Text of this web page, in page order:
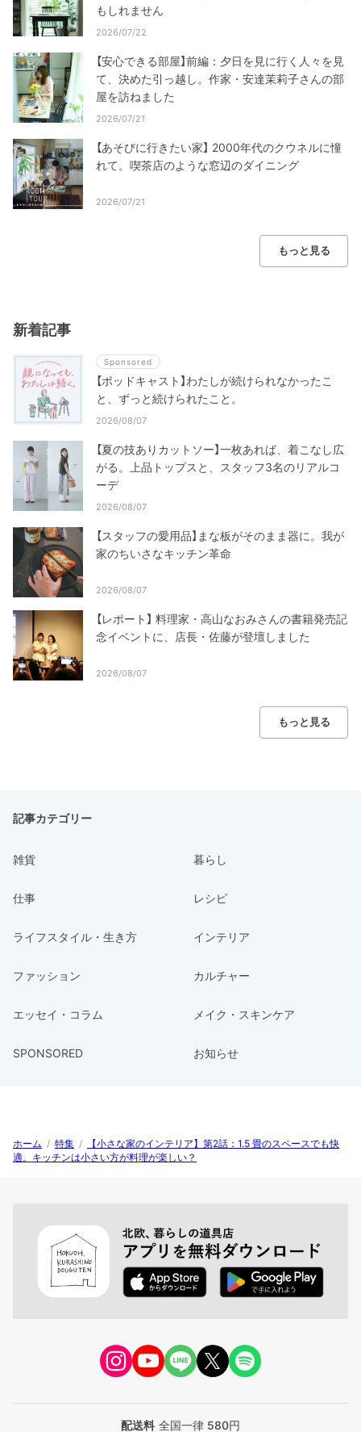
もしれません
2026/07/22
【安心できる部屋】前編：夕日を見に行く人々を見
て、決めた引っ越し。作家・安達茉莉子さんの部
屋を訪ねました
2026/07/21
【あそびに行きたい家】 2000年代のクウネルに憧
れて。喫茶店のような窓辺のダイニング
2026/07/21
もっと見る
新着記事
Sponsored
【ポッドキャスト】わたしが続けられなかったこ
と、ずっと続けられたこと。
2026/08/07
【夏の技ありカットソー】一枚あれば、着こなし広
がる。上品トップスと、スタッフ3名のリアルコ
ーデ
2026/08/07
【スタッフの愛用品】まな板がそのまま器に。我が
家のちいさなキッチン革命
2026/08/07
【レポート】 料理家・高山なおみさんの書籍発売記
念イベントに、店長・佐藤が登壇しました
2026/08/07
もっと見る
記事カテゴリー
雑貨 暮らし
仕事 レシピ
ライフスタイル・生き方 インテリア
ファッション カルチャー
エッセイ・コラム メイク・スキンケア
SPONSORED お知らせ
ホーム / 特集 /
【小さな家のインテリア】第2話：1.5 畳のスペースでも快
適。キッチンは小さい方が料理が楽しい？
配送料 全国一律 580円